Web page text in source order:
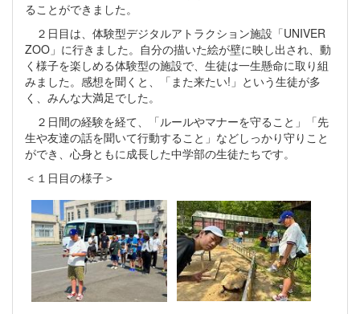
ることができました。
２日目は、体験型デジタルアトラクション施設「UNIVER
ZOO」に行きました。自分の描いた絵が壁に映し出され、動
く様子を楽しめる体験型の施設で、生徒は一生懸命に取り組
みました。感想を聞くと、「また来たい!」という生徒が多
く、みんな大満足でした。
２日間の経験を経て、「ルールやマナーを守ること」「先
生や友達の話を聞いて行動すること」などしっかり守りこと
ができ、心身ともに成長した中学部の生徒たちです。
＜１日目の様子＞